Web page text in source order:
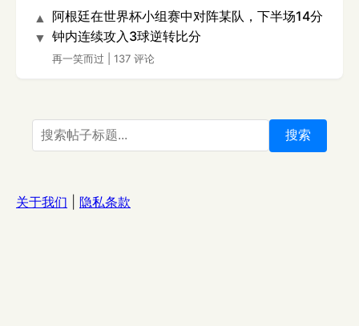
▲
▼
阿根廷在世界杯小组赛中对阵某队，下半场14分
钟内连续攻入3球逆转比分
再一笑而过 137 评论
搜索
关于我们 隐私条款